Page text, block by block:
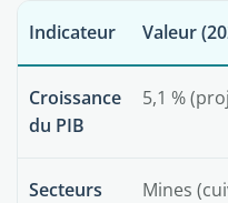
Indicateur Valeur
Croissance
du PIB
5,1 %
Secteurs
Mines